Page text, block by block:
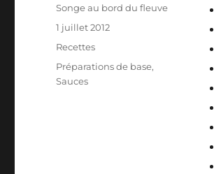
Auteur
Songe au bord du fleuve
Publié
1 juillet 2012
Catégories
Recettes
Étiquettes
Préparations de base,
Sauces